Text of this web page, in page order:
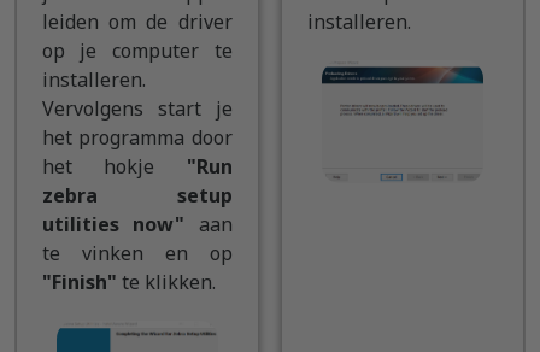
leiden om de driver
op je computer te
installeren.
Vervolgens start je
het programma door
het hokje "Run
zebra setup
utilities now" aan
te vinken en op
"Finish" te klikken.
installeren.